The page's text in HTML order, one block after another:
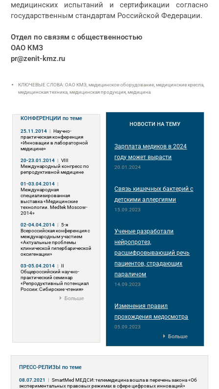
медицинских испытаний и сертификации согласно
государственным стандартам Российской Федерации.
Отдел по связям с общественностью
ОАО КМЗ
pr@zenit-kmz.ru
КЛЮЧЕВЫЕ СЛОВА: ОАО КМЗ, медицинское оборудование, медицинские кресла,
медицинская техника, медицинская продукция, медицина
КОНФЕРЕНЦИИпо теме
25.11.2014 | Научно-
практическая конференция
«Инновации в лабораторной
медицине»
20-23.01.2014 | VIII
Международный конгресс по
репродуктивной медицине
01-03.04.2014 |
Международная
специализированная
выставка «Медицинские
технологии. Medtek Moscow-
2014»
02-04.04.2014 | 5-я
Всероссийская конференция с
международным участием
«Актуальные проблемы
клинической гипербарической
оксигенации»
03-05.04.2014 | II
Общероссийский научно-
практический семинар
«Репродуктивный потенциал
России: Сибирские чтения»
Больше
НОВОСТИНА ТЕМУ
Зарплата медиков в 2024
году может вырасти
20.01.2024
Связь кишечных бактерий с
детскими аллергиями
15.09.2023
Ученые разработали
нейропротез,
расшифровывающий речь
пациентов, страдающих
параличом
14.09.2023
Изменения правил
прохождения медосмотра
05.09.2023
Больше
ПРЕСС-РЕЛИЗЫпо теме
08.07.2021 | SmartMed МЕДСИ: телемедицина вошла в перечень закона «Об
экспериментальных правовых режимах в сфере цифровых инноваций»